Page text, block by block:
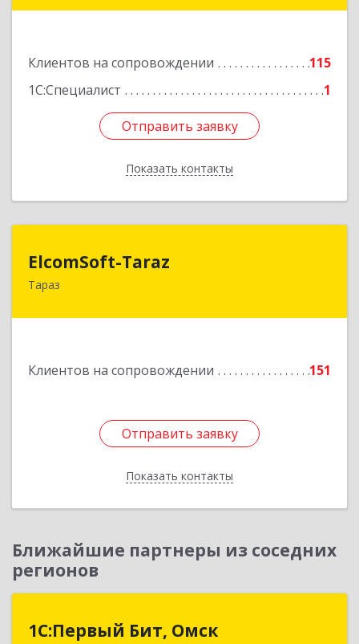
Клиентов на сопровождении
115
1С:Специалист
1
Отправить заявку
Показать контакты
Отправить заявку
Назад
ElcomSoft-Taraz
Тараз
Клиентов на сопровождении 151
Отправить заявку
Показать контакты
080000, Республика Казахстан, г.Тараз, 1-ый
Отправить заявку
Назад
Ближайшие партнеры из соседних
регионов
1С:Первый Бит, Омск